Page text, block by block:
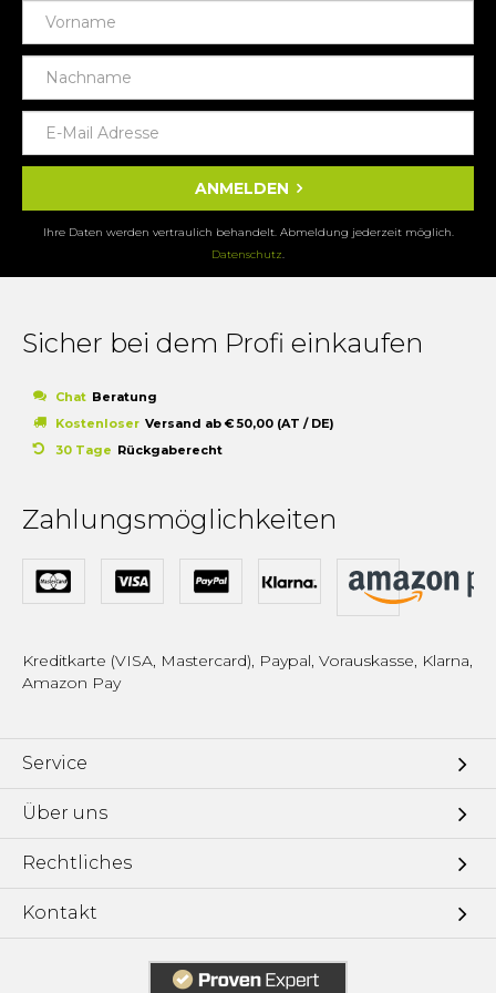
ANMELDEN
Ihre Daten werden vertraulich behandelt. Abmeldung jederzeit möglich.
Datenschutz.
Sicher bei dem Profi einkaufen
Chat Beratung
Kostenloser Versand ab € 50,00 (AT / DE)
30 Tage Rückgaberecht
Zahlungsmöglichkeiten
Kreditkarte (VISA, Mastercard), Paypal, Vorauskasse, Klarna,
Amazon Pay
Service
Über uns
Rechtliches
Kontakt